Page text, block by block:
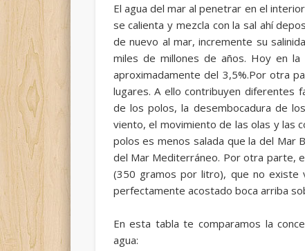
El agua del mar al penetrar en el
se calienta y mezcla con la sal ahí
de nuevo al mar, incremente su
miles de millones de años. Hoy en
aproximadamente del 3,5%.Por otra
lugares. A ello contribuyen diferentes
de los polos, la desembocadura de
viento, el movimiento de las olas y las
polos es menos salada que la del Mar
del Mar Mediterráneo. Por otra parte,
(350 gramos por litro), que no existe
perfectamente acostado boca arriba
En esta tabla te comparamos la
agua: